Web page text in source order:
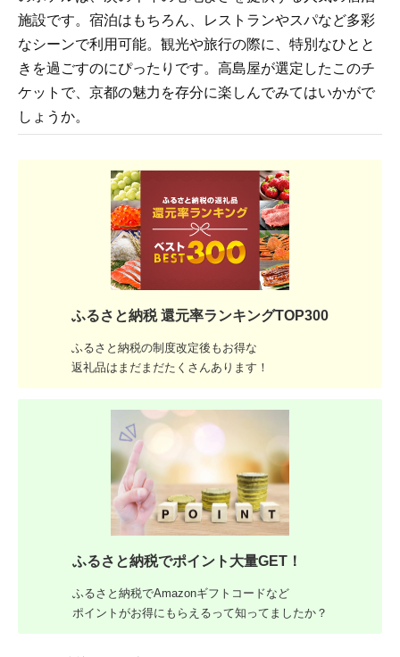
施設です。宿泊はもちろん、レストランやスパなど多彩
なシーンで利用可能。観光や旅行の際に、特別なひとと
きを過ごすのにぴったりです。高島屋が選定したこのチ
ケットで、京都の魅力を存分に楽しんでみてはいかがで
しょうか。
ふるさと納税 還元率ランキングTOP300
ふるさと納税の制度改定後もお得な
返礼品はまだまだたくさんあります！
ふるさと納税でポイント大量GET！
ふるさと納税でAmazonギフトコードなど
ポイントがお得にもらえるって知ってましたか？